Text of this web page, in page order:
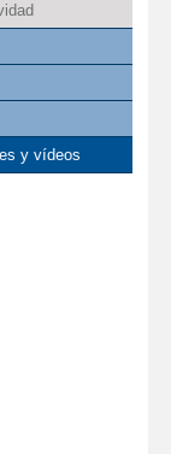
y vídeos